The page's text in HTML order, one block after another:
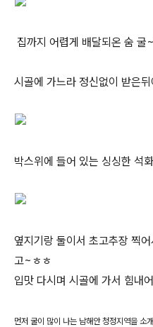
집까지 어렵게 배달되온 숨 굴
시골에 가느라 정신없이 받은
박스위에 들어 있는 싱싱한 석
옆지기랑 둘이서 초고추장 찍
고~ㅎㅎ
입맛 다시며 시골에 가서 힘내
먼저 굴이 많이 나는 남해안 청정지역을 소